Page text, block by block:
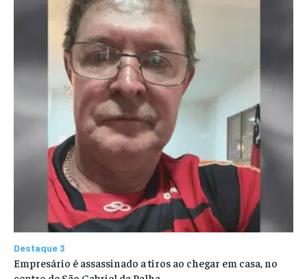
Destaque 3
Empresário é assassinado a tiros ao chegar em casa, no